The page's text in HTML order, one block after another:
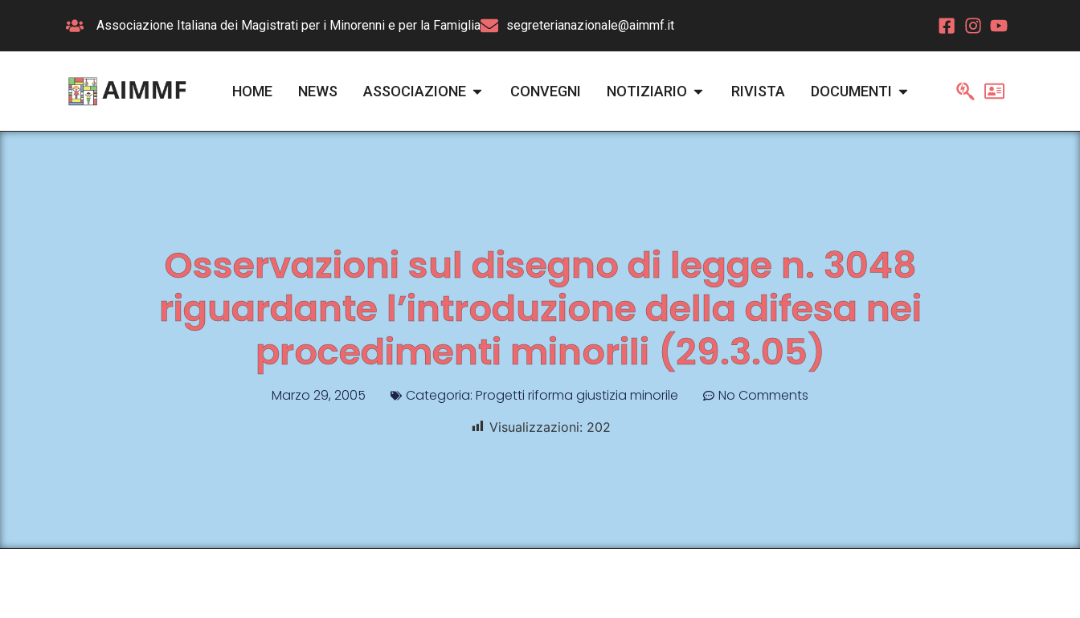
Associazione Italiana dei Magistrati per i Minorenni e per la Famiglia segreterianazionale@aimmf.it
HOME NEWS ASSOCIAZIONE CONVEGNI NOTIZIARIO RIVISTA DOCUMENTI
Osservazioni sul disegno di legge n. 3048
riguardante l’introduzione della difesa nei
procedimenti minorili (29.3.05)
Marzo 29, 2005 Categoria: Progetti riforma giustizia minorile No Comments
Visualizzazioni: 202